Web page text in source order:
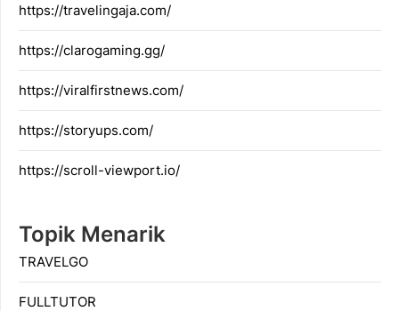
https://travelingaja.com/
https://clarogaming.gg/
https://viralfirstnews.com/
https://storyups.com/
https://scroll-viewport.io/
Topik Menarik
TRAVELGO
FULLTUTOR